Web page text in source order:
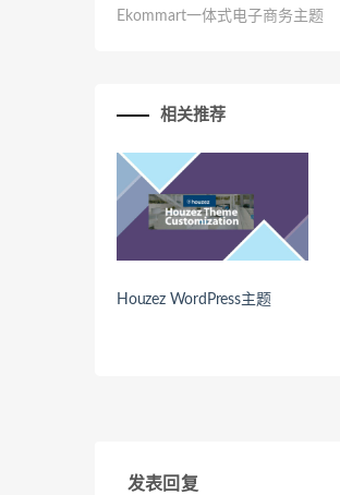
Ekommart一体式电子商务主题
相关推荐
Houzez WordPress主题
发表回复